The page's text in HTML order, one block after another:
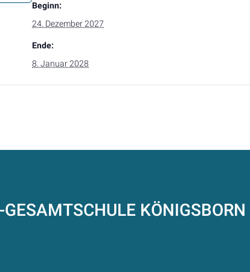
Beginn:
24. Dezember 2027
Ende:
8. Januar 2028
KÖNIGSBORN